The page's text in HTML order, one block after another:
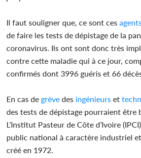
Il faut souligner que, ce sont ces
de faire les tests de dépistage de la
coronavirus. Ils ont sont donc très
contre cette maladie qui à ce jour,
confirmés dont 3996 guéris et 66
En cas de grève des ingénieurs et
des tests de dépistage pourraient être
L’Institut Pasteur de Côte d’Ivoire
public national à caractère industriel
créé en 1972.